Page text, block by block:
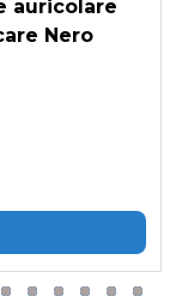
auricolare
Nero